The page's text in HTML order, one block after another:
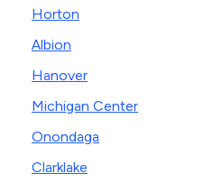
Horton
Albion
Hanover
Michigan Center
Onondaga
Clarklake